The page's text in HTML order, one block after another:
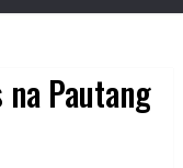
Pautang